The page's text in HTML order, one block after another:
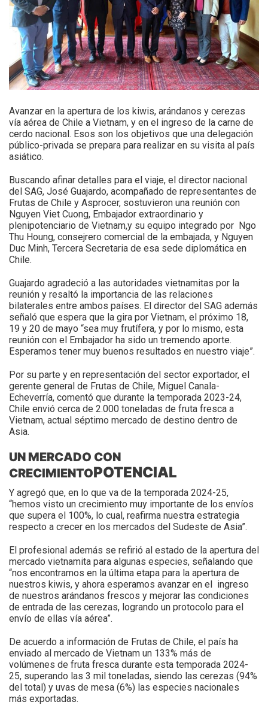
Avanzar en la apertura de los kiwis, arándanos y cerezas
vía aérea de Chile a Vietnam, y en el ingreso de la carne de
cerdo nacional. Esos son los objetivos que una delegación
público-privada se prepara para realizar en su visita al país
asiático.
Buscando afinar detalles para el viaje, el director nacional
del SAG, José Guajardo, acompañado de representantes de
Frutas de Chile y Asprocer, sostuvieron una reunión con
Nguyen Viet Cuong, Embajador extraordinario y
plenipotenciario de Vietnam,y su equipo integrado por Ngo
Thu Houng, consejrero comercial de la embajada, y Nguyen
Duc Minh, Tercera Secretaria de esa sede diplomática en
Chile.
Guajardo agradeció a las autoridades vietnamitas por la
reunión y resaltó la importancia de las relaciones
bilaterales entre ambos países. El director del SAG además
señaló que espera que la gira por Vietnam, el próximo 18,
19 y 20 de mayo “sea muy frutífera, y por lo mismo, esta
reunión con el Embajador ha sido un tremendo aporte.
Esperamos tener muy buenos resultados en nuestro viaje”.
Por su parte y en representación del sector exportador, el
gerente general de Frutas de Chile, Miguel Canala-
Echeverría, comentó que durante la temporada 2023-24,
Chile envió cerca de 2.000 toneladas de fruta fresca a
Vietnam, actual séptimo mercado de destino dentro de
Asia.
UN MERCADO CON
CRECIMIENTOPOTENCIAL
Y agregó que, en lo que va de la temporada 2024-25,
“hemos visto un crecimiento muy importante de los envíos
que supera el 100%, lo cual, reafirma nuestra estrategia
respecto a crecer en los mercados del Sudeste de Asia”.
El profesional además se refirió al estado de la apertura del
mercado vietnamita para algunas especies, señalando que
“nos encontramos en la última etapa para la apertura de
nuestros kiwis, y ahora esperamos avanzar en el ingreso
de nuestros arándanos frescos y mejorar las condiciones
de entrada de las cerezas, logrando un protocolo para el
envío de ellas vía aérea”.
De acuerdo a información de Frutas de Chile, el país ha
enviado al mercado de Vietnam un 133% más de
volúmenes de fruta fresca durante esta temporada 2024-
25, superando las 3 mil toneladas, siendo las cerezas (94%
del total) y uvas de mesa (6%) las especies nacionales
más exportadas.